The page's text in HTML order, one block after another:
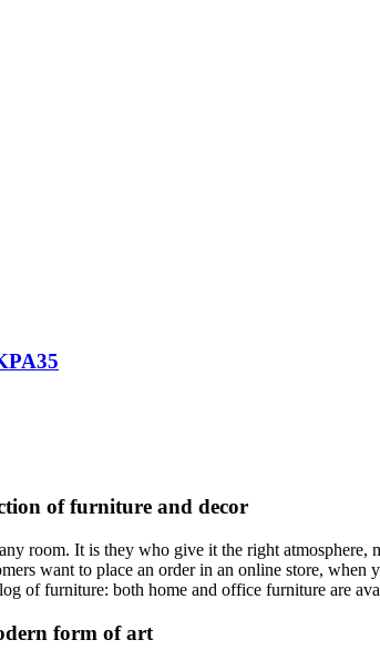
of furniture and decor
room. It is they who give it the right
want to place an order in an online store,
of furniture: both home and office furniture are
form of art